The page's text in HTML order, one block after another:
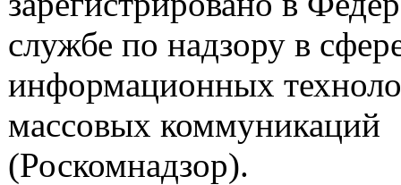
службе по надзору в
информационных
массовых коммуникаций
(Роскомнадзор).